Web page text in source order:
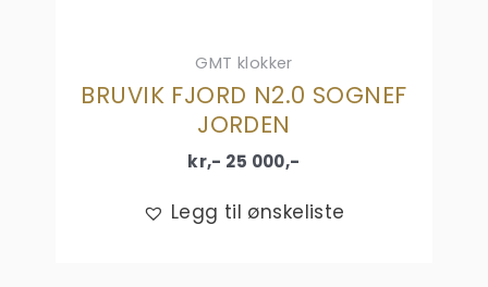
GMT klokker
BRUVIK FJORD N2.0 SOGNEF
JORDEN
kr,- 25 000,-
Legg til ønskeliste